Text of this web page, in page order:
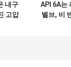
내구
고압
API 6A는
벨브, 비